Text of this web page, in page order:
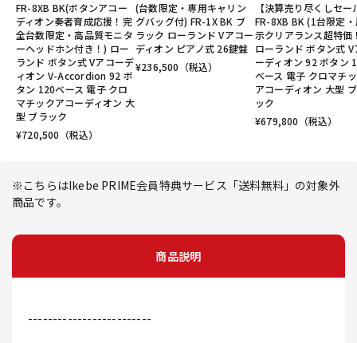
FR-8XB BK(ボタンアコー
ディオン奏者育成応援！完
全台数限定・高品質モニタ
ーヘッドホン付き！) ロー
ランド ボタン式 Vアコーデ
ィオン V-Accordion 92 ボ
タン 120ベース 電子 クロ
マチックアコーディオン 大
型 ブラック
¥720,500 （税込）
(台数限定・専用キャリン
グバッグ付) FR-1X BK ブ
ラック ローランド Vアコー
ディオン ピアノ式 26鍵盤
¥236,500 （税込）
【決算売り尽くしセー
FR-8XB BK (1台限定
示クリアランス超特価
ローランド ボタン式 V
ーディオン 92 ボタン
ベース 電子 クロマチ
アコーディオン 大型
ック
¥679,800 （税込）
※こちらはIkebe PRIME会員特典サービス「送料無料」の対象外
商品です。
商品説明
-------------------------